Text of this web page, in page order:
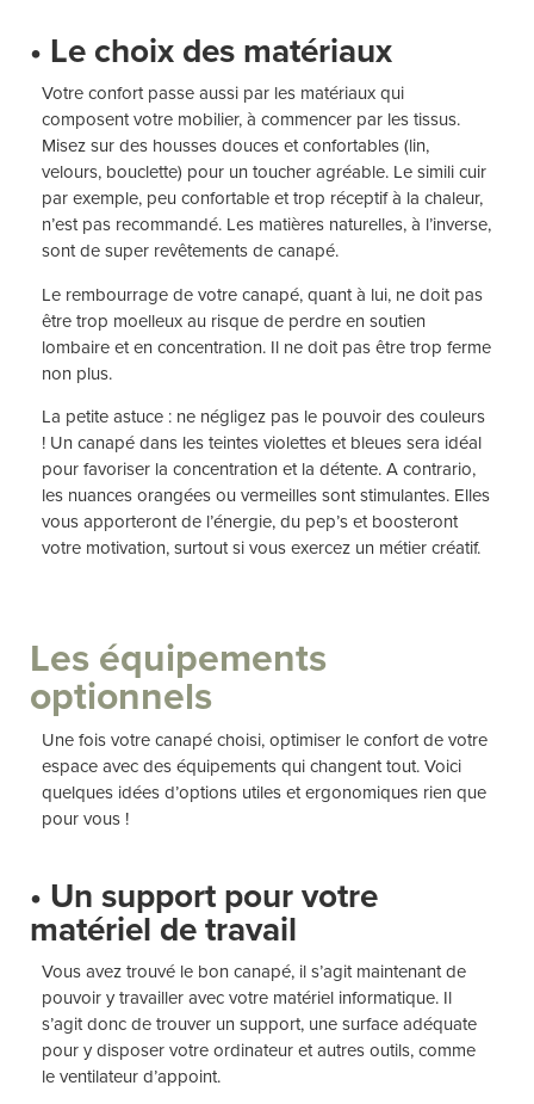
• Le choix des matériaux
Votre confort passe aussi par les matériaux qui
composent votre mobilier, à commencer par les tissus.
Misez sur des housses douces et confortables (lin,
velours, bouclette) pour un toucher agréable. Le simili cuir
par exemple, peu confortable et trop réceptif à la chaleur,
n’est pas recommandé. Les matières naturelles, à l’inverse,
sont de super revêtements de canapé.
Le rembourrage de votre canapé, quant à lui, ne doit pas
être trop moelleux au risque de perdre en soutien
lombaire et en concentration. Il ne doit pas être trop ferme
non plus.
La petite astuce : ne négligez pas le pouvoir des couleurs
! Un canapé dans les teintes violettes et bleues sera idéal
pour favoriser la concentration et la détente. A contrario,
les nuances orangées ou vermeilles sont stimulantes. Elles
vous apporteront de l’énergie, du pep’s et boosteront
votre motivation, surtout si vous exercez un métier créatif.
Les équipements
optionnels
Une fois votre canapé choisi, optimiser le confort de votre
espace avec des équipements qui changent tout. Voici
quelques idées d’options utiles et ergonomiques rien que
pour vous !
• Un support pour votre
matériel de travail
Vous avez trouvé le bon canapé, il s’agit maintenant de
pouvoir y travailler avec votre matériel informatique. Il
s’agit donc de trouver un support, une surface adéquate
pour y disposer votre ordinateur et autres outils, comme
le ventilateur d’appoint.